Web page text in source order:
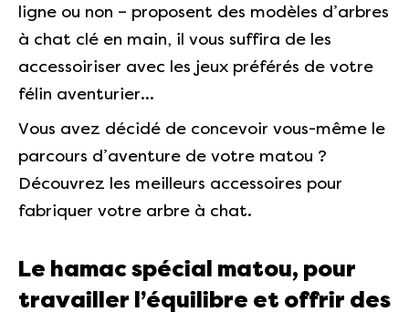
ligne ou non – proposent des modèles d’arbres
à chat clé en main, il vous suffira de les
accessoiriser avec les jeux préférés de votre
félin aventurier…
Vous avez décidé de concevoir vous-même le
parcours d’aventure de votre matou ?
Découvrez les meilleurs accessoires pour
fabriquer votre arbre à chat.
Le hamac spécial matou, pour
travailler l’équilibre et offrir des